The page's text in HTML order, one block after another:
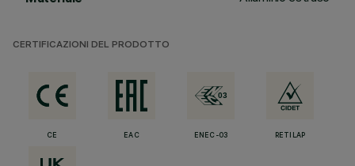
CERTIFICAZIONI DEL PRODOTTO
CE EAC ENEC-03 RETILAP